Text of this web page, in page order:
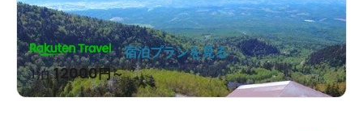
らみていたはずなんです！
ずーーっとこんな景色をひた走る。
1泊12000円～
宿泊プランを見る